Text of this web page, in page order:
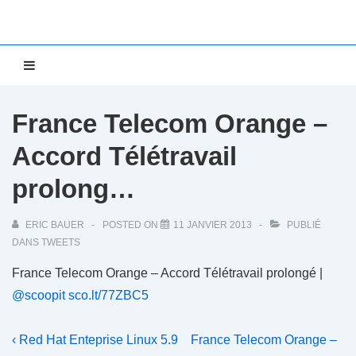
France Telecom Orange –
Accord Télétravail
prolong…
ERIC BAUER POSTED ON 11 JANVIER 2013
PUBLIÉ
DANS TWEETS
France Telecom Orange – Accord Télétravail prolongé |
@scoopit sco.lt/77ZBC5
Navigation
Previous
‹ Red Hat Enteprise Linux 5.9
Next
France Telecom Orange –